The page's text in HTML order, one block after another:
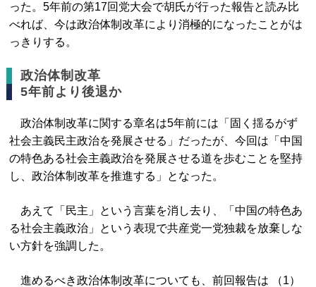
った。5年前の第17回党大会で胡氏が行った報告と読み比
べれば、今は政治体制改革により消極的になったことがは
っきりする。
政治体制改革
5年前より後退か
政治体制改革に関する章名は5年前には「固く揺るがず
社会主義民主政治を発展させる」だったが、今回は「中国
の特色ある社会主義政治を発展させる道を歩むことを堅持
し、政治体制改革を推進する」となった。
あえて「民主」という言葉を消し去り、「中国の特色あ
る社会主義政治」という表現で共産党一党独裁を放棄しな
い方針を強調した。
進めるべき政治体制改革についても、前回報告は （1）